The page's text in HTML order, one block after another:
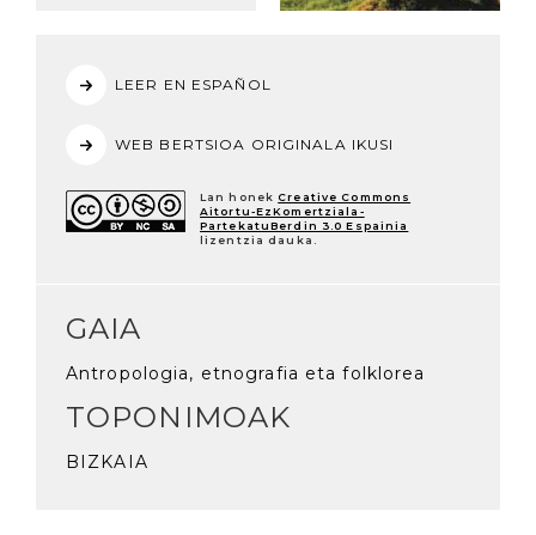
LEER EN ESPAÑOL
WEB BERTSIOA ORIGINALA IKUSI
Lan honek Creative Commons
Aitortu-EzKomertziala-
PartekatuBerdin 3.0 Espainia
lizentzia dauka.
GAIA
Antropologia, etnografia eta folklorea
TOPONIMOAK
BIZKAIA